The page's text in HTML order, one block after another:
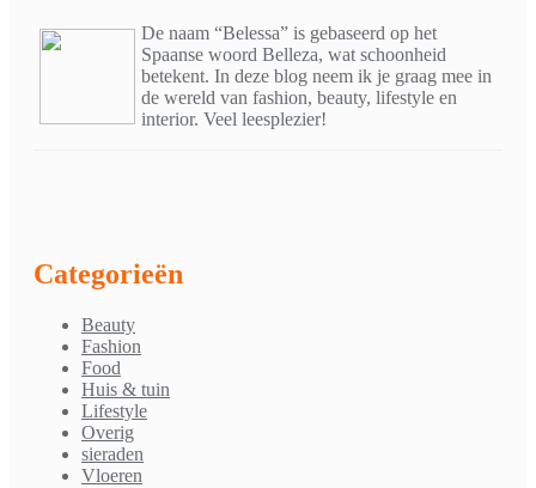
De naam “Belessa” is gebaseerd op het
Spaanse woord Belleza, wat schoonheid
betekent. In deze blog neem ik je graag mee in
de wereld van fashion, beauty, lifestyle en
interior. Veel leesplezier!
Categorieën
Beauty
Fashion
Food
Huis & tuin
Lifestyle
Overig
sieraden
Vloeren